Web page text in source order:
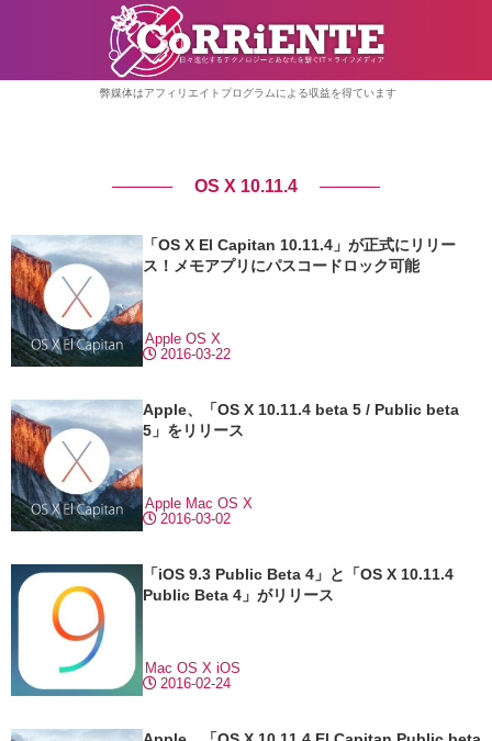
弊媒体はアフィリエイトプログラムによる収益を得ています
OS X 10.11.4
「OS X El Capitan 10.11.4」が正式にリリー
ス！メモアプリにパスコードロック可能
2016-03-22
Apple OS X
Apple、「OS X 10.11.4 beta 5 / Public beta
5」をリリース
2016-03-02
Apple Mac OS X
「iOS 9.3 Public Beta 4」と「OS X 10.11.4
Public Beta 4」がリリース
2016-02-24
Mac OS X iOS